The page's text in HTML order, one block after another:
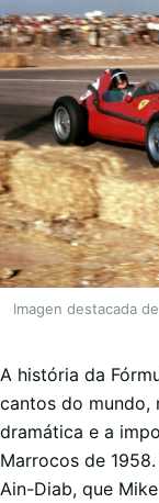
Imagen destacada
A história da
cantos do mundo,
dramática e a
Marrocos de
Ain-Diab, que